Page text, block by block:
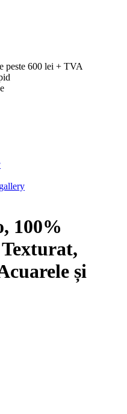
peste 600 lei + TVA
100%
și